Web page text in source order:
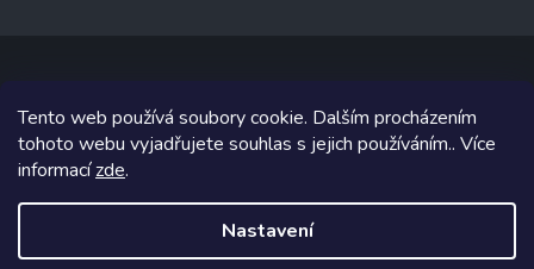
Tento web používá soubory cookie. Dalším procházením
tohoto webu vyjadřujete souhlas s jejich používáním.. Více
informacízde.
Nastavení
Copyright 2026www.prizealize.cz. Všechna práva vyhrazena.
Grafický návrh vytvořil a na Shoptet implementoval
Shoptetak.cz.